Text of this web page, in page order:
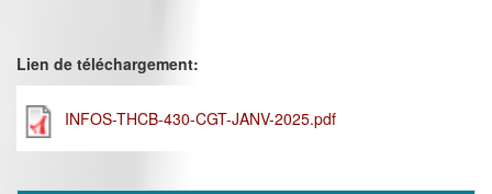
Lien de téléchargement:
INFOS-THCB-430-CGT-JANV-2025.pdf